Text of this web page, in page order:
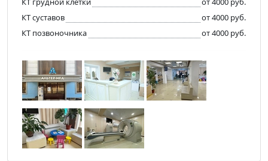
КТ суставов
от 4000 руб.
КТ позвоночника
от 4000 руб.